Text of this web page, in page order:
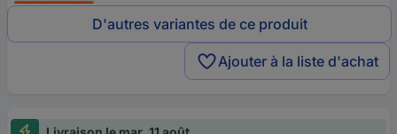
D'autres variantes de ce produit
Ajouter à la liste d'achat